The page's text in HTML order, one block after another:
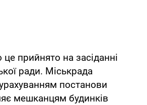
прийнято на засіданні
ради. Міськрада
постанови
мешканцям будинків